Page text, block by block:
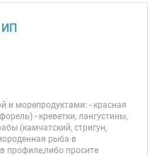
ИП
и морепродуктами: - красная
- креветки, лангустины,
(камчатский, стригун,
рыба в
профиле,либо просите